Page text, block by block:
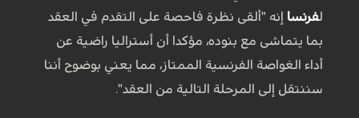
لفرنسا إنه "ألقى نظرة فاحصة على التقدم في العقد
بما يتماشى مع بنوده، مؤكدا أن أستراليا راضية عن
أداء الغواصة الفرنسية الممتاز، مما يعني بوضوح أننا
سننتقل إلى المرحلة التالية من العقد".